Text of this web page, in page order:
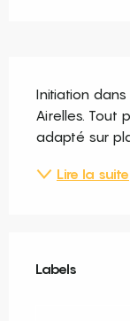
Initiation
Airelles. Tout
adapté sur
Lire la suite
Labels
Labels